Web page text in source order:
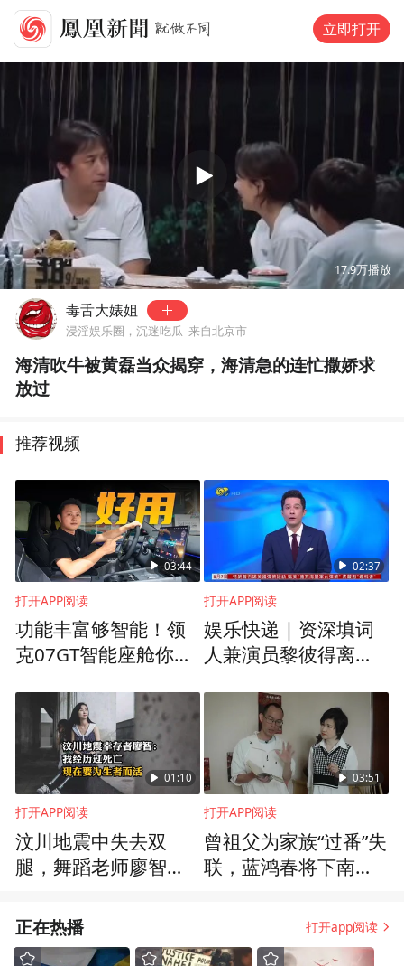
立即打开
00:00 00:12
17.9万播放
毒舌大婊姐
浸淫娱乐圈，沉迷吃瓜 来自北京市
海清吹牛被黄磊当众揭穿，海清急的连忙撒娇求
放过
推荐视频
03:44
打开APP阅读
功能丰富够智能！领
克07GT智能座舱你觉
02:37
打开APP阅读
娱乐快递｜资深填词
人兼演员黎彼得离世
01:10
打开APP阅读
汶川地震中失去双
腿，舞蹈老师廖智：
要为生者而活
03:51
打开APP阅读
曾祖父为家族“过番”失
联，蓝鸿春将下南洋
正在热播 打开app阅读